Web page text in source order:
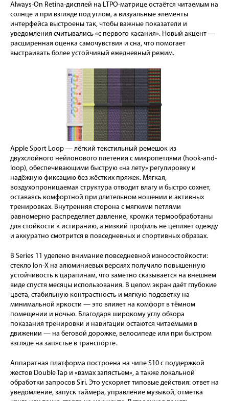
Always-On Retina-дисплей на LTPO-матрице остаётся читаемым на
солнце и при взгляде под углом, а визуальные элементы
интерфейса выстроены так, чтобы важные показатели и
уведомления считывались «с первого касания». Новый акцент —
расширенная оценка самочувствия и сна, что помогает
выстраивать более устойчивый ежедневный режим.
Apple Sport Loop — лёгкий текстильный ремешок из
двухслойного нейлонового плетения с микропетлями (hook-and-
loop), обеспечивающими быструю «на лету» регулировку и
надёжную фиксацию без жёстких пряжек. Мягкая,
воздухопроницаемая структура отводит влагу и быстро сохнет,
оставаясь комфортной при длительном ношении и активных
тренировках. Внутренняя сторона с мягкими петлями
равномерно распределяет давление, кромки термообработаны
для стойкости к истиранию, а низкий профиль не цепляет одежду
и аккуратно смотрится в повседневных и спортивных образах.
В Series 11 уделено внимание повседневной износостойкости:
стекло Ion-X на алюминиевых версиях получило повышенную
устойчивость к царапинам, что заметно сказывается на внешнем
виде спустя месяцы использования. В целом экран даёт глубокие
цвета, стабильную контрастность и мягкую подсветку на
минимальной яркости — это влияет на комфорт в тёмном
помещении и ночью. Благодаря широкому углу обзора
показания тренировки и навигации остаются читаемыми в
движении — на беговой дорожке, велосипеде или при быстром
взгляде на запястье в транспорте.
Аппаратная платформа построена на чипе S10 с поддержкой
жестов Double Tap и «взмах запястьем», а также локальной
обработки запросов Siri. Это ускоряет типовые действия: ответ на
уведомление, запуск таймера, управление музыкой, отметка